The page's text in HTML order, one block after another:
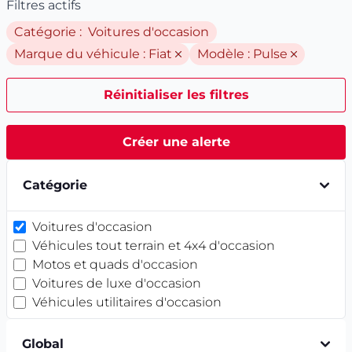
Filtres actifs
Catégorie : Voitures d'occasion
Marque du véhicule : Fiat Modèle : Pulse
Réinitialiser les filtres
Créer une alerte
Catégorie
Voitures d'occasion
Véhicules tout terrain et 4x4 d'occasion
Motos et quads d'occasion
Voitures de luxe d'occasion
Véhicules utilitaires d'occasion
Global